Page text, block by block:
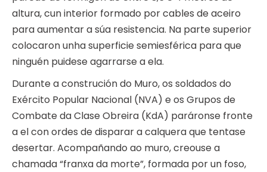
altura, cun interior formado por cables de aceiro
para aumentar a súa resistencia. Na parte superior
colocaron unha superficie semiesférica para que
ninguén puidese agarrarse a ela.
Durante a construción do Muro, os soldados do
Exército Popular Nacional (NVA) e os Grupos de
Combate da Clase Obreira (KdA) paráronse fronte
a el con ordes de disparar a calquera que tentase
desertar. Acompañando ao muro, creouse a
chamada “franxa da morte”, formada por un foso,